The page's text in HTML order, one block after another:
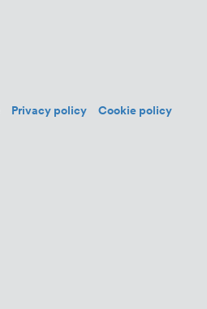
Privacy policy Cookie policy